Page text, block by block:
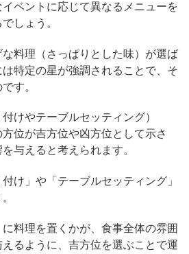
ベントに応じて異なるメニューを
しょう。
料理（さっぱりとした味）が選ば
特定の星が強調されることで、そ
す。
けやテーブルセッティング）
位が吉方位や凶方位として示さ
与えると考えられます。
け」や「テーブルセッティング」
料理を置くかが、食事全体の雰囲
るように、吉方位を選ぶことで運